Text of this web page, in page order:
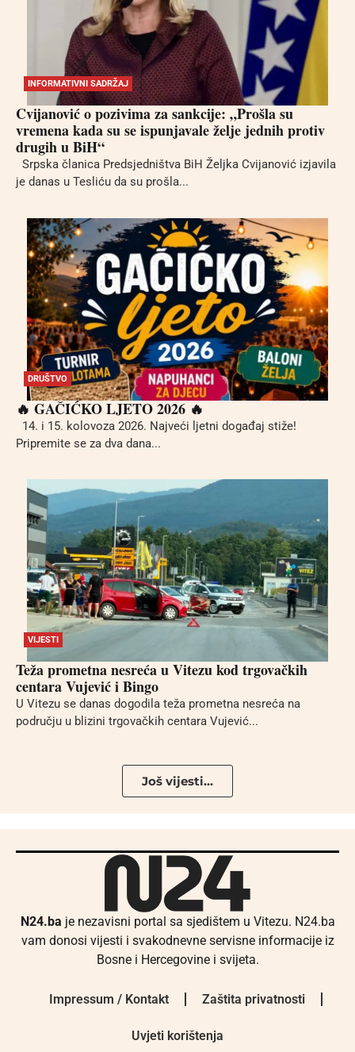
INFORMATIVNI SADRŽAJ
Cvijanović o pozivima za sankcije: „Prošla su
vremena kada su se ispunjavale želje jednih protiv
drugih u BiH“
Srpska članica Predsjedništva BiH Željka Cvijanović izjavila
je danas u Tesliću da su prošla...
DRUŠTVO
🔥 GAČIĆKO LJETO 2026 🔥
14. i 15. kolovoza 2026. Najveći ljetni događaj stiže!
Pripremite se za dva dana...
VIJESTI
Teža prometna nesreća u Vitezu kod trgovačkih
centara Vujević i Bingo
U Vitezu se danas dogodila teža prometna nesreća na
području u blizini trgovačkih centara Vujević...
Još vijesti...
N24.ba je nezavisni portal sa sjedištem u Vitezu. N24.ba
vam donosi vijesti i svakodnevne servisne informacije iz
Bosne i Hercegovine i svijeta.
Impressum / Kontakt Zaštita privatnosti
Uvjeti korištenja